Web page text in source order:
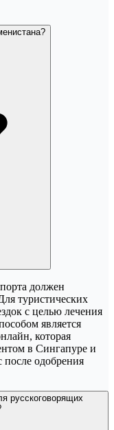
должен
туристических
с целью лечения
является
которая
в Сингапуре и
после одобрения
русскоговорящих